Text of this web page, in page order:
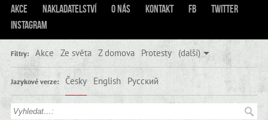
Akce Nakladatelství O nás Kontakt FB
Twitter
Instagram
Filtry: Akce Ze světa Z domova Protesty (další)
Jazykové verze: Česky English Русский